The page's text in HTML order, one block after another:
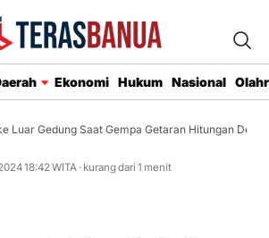
Ekonomi Hukum Nasional
Gedung Saat Gempa Getaran Hitungan Detik
18:42WITA · kurang dari 1 menit